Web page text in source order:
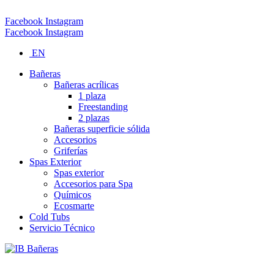
Facebook Instagram
Facebook Instagram
EN
Bañeras
Bañeras acrílicas
1 plaza
Freestanding
2 plazas
Bañeras superficie sólida
Accesorios
Griferías
Spas Exterior
Spas exterior
Accesorios para Spa
Químicos
Ecosmarte
Cold Tubs
Servicio Técnico